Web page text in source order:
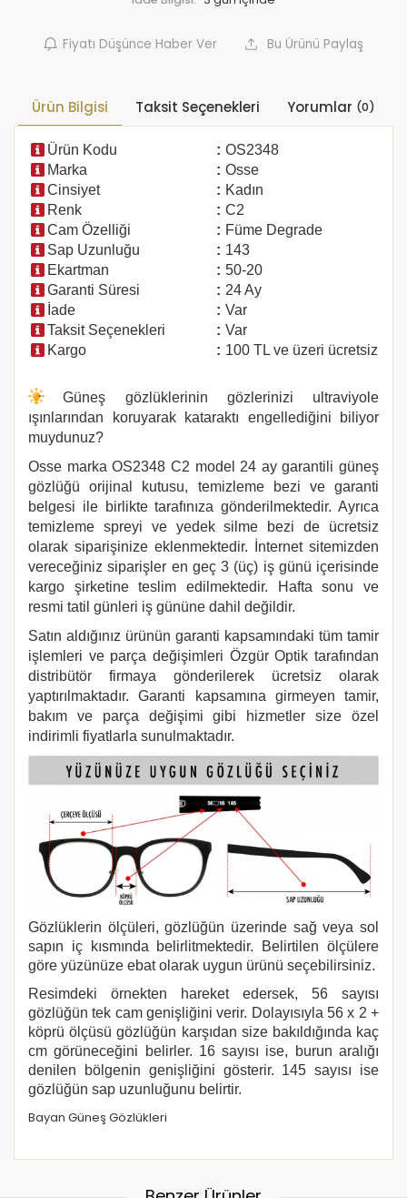
Fiyatı Düşünce Haber Ver Bu Ürünü Paylaş
Ürün Bilgisi Taksit Seçenekleri Yorumlar (0)
Ürün Kodu : OS2348
Marka
: Osse
Cinsiyet
: Kadın
Renk
: C2
Cam Özelliği
: Füme Degrade
Sap Uzunluğu
: 143
Ekartman
: 50-20
Garanti Süresi
: 24 Ay
İade
: Var
Taksit Seçenekleri
: Var
Kargo
: 100 TL ve üzeri ücretsiz
Güneş gözlüklerinin gözlerinizi ultraviyole
ışınlarından koruyarak kataraktı engellediğini biliyor
muydunuz?
Osse markaOS2348 C2 model 24 ay garantili güneş
gözlüğü orijinal kutusu, temizleme bezi ve garanti
belgesi ile birlikte tarafınıza gönderilmektedir. Ayrıca
temizleme spreyi ve yedek silme bezi de ücretsiz
olarak siparişinize eklenmektedir. İnternet sitemizden
vereceğiniz siparişler en geç 3 (üç) iş günü içerisinde
kargo şirketine teslim edilmektedir. Hafta sonu ve
resmi tatil günleri iş gününe dahil değildir.
Satın aldığınız ürünün garanti kapsamındaki tüm tamir
işlemleri ve parça değişimleri Özgür Optik tarafından
distribütör firmaya gönderilerek ücretsiz olarak
yaptırılmaktadır. Garanti kapsamına girmeyen tamir,
bakım ve parça değişimi gibi hizmetler size özel
indirimli fiyatlarla sunulmaktadır.
Gözlüklerin ölçüleri, gözlüğün üzerinde sağ veya sol
sapın iç kısmında belirlitmektedir. Belirtilen ölçülere
göre yüzünüze ebat olarak uygun ürünü seçebilirsiniz.
Resimdeki örnekten hareket edersek, 56 sayısı
gözlüğün tek cam genişliğini verir. Dolayısıyla 56 x 2 +
köprü ölçüsü gözlüğün karşıdan size bakıldığında kaç
cm görüneceğini belirler. 16 sayısı ise, burun aralığı
denilen bölgenin genişliğini gösterir. 145 sayısı ise
gözlüğün sap uzunluğunu belirtir.
Bayan Güneş Gözlükleri